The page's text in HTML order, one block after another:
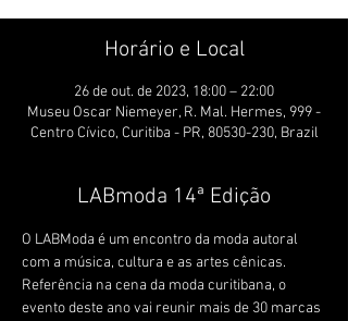
Horário e Local
26 de out. de 2023, 18:00 – 22:00
Museu Oscar Niemeyer, R. Mal. Hermes, 999 -
Centro Cívico, Curitiba - PR, 80530-230, Brazil
LABmoda 14ª Edição
O LABModa é um encontro da moda autoral
com a música, cultura e as artes cênicas.
Referência na cena da moda curitibana, o
evento deste ano vai reunir mais de 30 marcas